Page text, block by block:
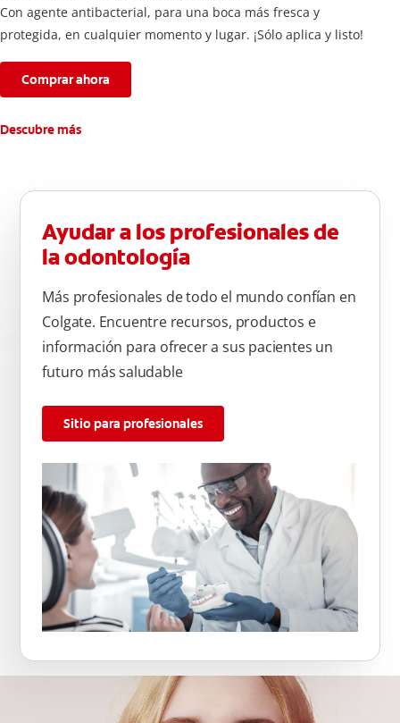
Con agente antibacterial, para una boca más fresca y
protegida, en cualquier momento y lugar. ¡Sólo aplica y listo!
Comprar ahora
Descubre más
Ayudar a los profesionales de
la odontología
Más profesionales de todo el mundo confían en
Colgate. Encuentre recursos, productos e
información para ofrecer a sus pacientes un
futuro más saludable
Sitio para profesionales